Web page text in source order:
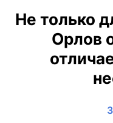
Не только
Орлов